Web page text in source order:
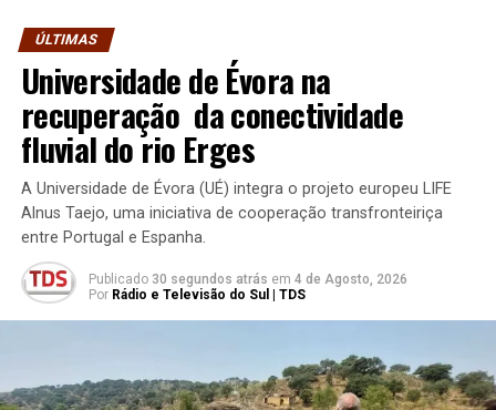
ÚLTIMAS
Universidade de Évora na
recuperação da conectividade
fluvial do rio Erges
A Universidade de Évora (UÉ) integra o projeto europeu LIFE
Alnus Taejo, uma iniciativa de cooperação transfronteiriça
entre Portugal e Espanha.
Publicado 30 segundos atrás em 4 de Agosto, 2026
Por Rádio e Televisão do Sul | TDS